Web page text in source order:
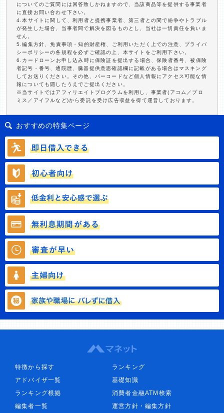
についてのご質問には回答致しかねますので、当該商品等を提供する事業者
に直接お問い合わせ下さい。
4.本サイトに関して、利用者と提携事業者、第三者との間で紛争やトラブル
が発生した場合、当事者間で解決を図るものとし、当社は一切責任を負いま
せん。
5.編集方針、免責事項・知的財産権、ご利用いただく上での注意、プライバ
シーポリシーの各規程を必ずご確認の上、本サイトをご利用下さい。
6.カードローンお申し込み時に保険証を提出する場合、保険者番号、被保険
者記号・番号、通院歴、臓器提供意思確認欄に記載がある場合はマスキング
してお送りください。その他、バーコードなど個人情報にアクセス可能な情
報についても隠したうえでご提出ください。
※当サイトではアフィリエイトプログラムを利用し、事業者(アコム／プロ
ミス／アイフルなど)から委託を受け広告収益を得て運営しております。
おすすめの特集ページ
特徴から探す
ランキング
アドバイザ一覧
基礎知識
ランキング根拠
消費者金融ATM検索
編集者一覧
運営方針・編集方針